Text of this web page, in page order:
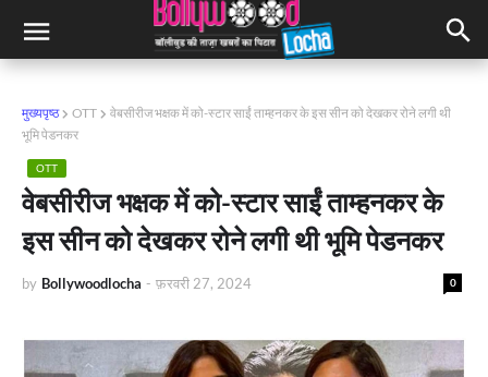
मुख्यपृष्ठ OTT
वेबसीरीज भक्षक में को-स्टार साईं ताम्हनकर के इस सीन को देखकर रोने लगी थी
भूमि पेडनकर
OTT
वेबसीरीज भक्षक में को-स्टार साईं ताम्हनकर के
इस सीन को देखकर रोने लगी थी भूमि पेडनकर
by Bollywoodlocha 0
- फ़रवरी 27, 2024